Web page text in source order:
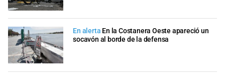
En alerta En la Costanera Oeste apareció un
socavón al borde de la defensa